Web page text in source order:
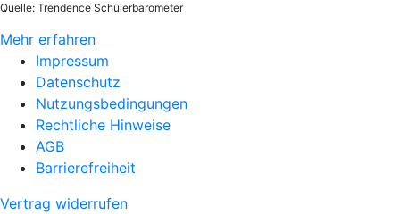
Quelle: Trendence Schülerbarometer
Mehr erfahren
Impressum
Datenschutz
Nutzungsbedingungen
Rechtliche Hinweise
AGB
Barrierefreiheit
Vertrag widerrufen